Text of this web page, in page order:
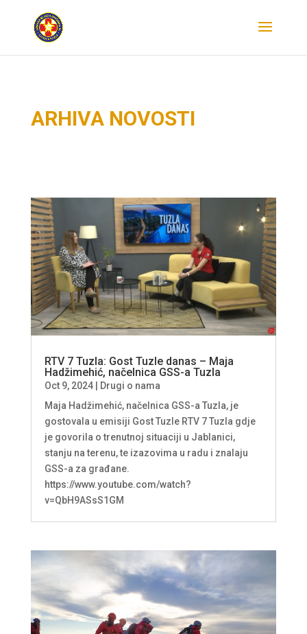
ARHIVA NOVOSTI
RTV 7 Tuzla: Gost Tuzle danas – Maja
Hadžimehić, načelnica GSS-a Tuzla
Oct 9, 2024| Drugi o nama
Maja Hadžimehić, načelnica GSS-a Tuzla, je
gostovala u emisiji Gost Tuzle RTV 7 Tuzla gdje
je govorila o trenutnoj situaciji u Jablanici,
stanju na terenu, te izazovima u radu i znalaju
GSS-a za građane.
https://www.youtube.com/watch?
v=QbH9ASsS1GM